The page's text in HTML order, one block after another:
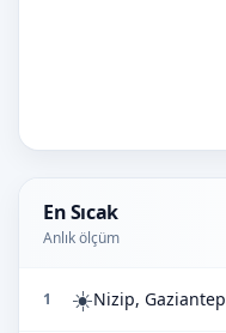
En Sıcak
Anlık ölçüm
1 ☀️Nizip, Gaziantep